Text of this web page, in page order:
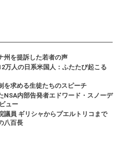
州を提訴した若者の声
万人の日系米国人：ふたたび起こる
を求める生徒たちのスピーチ
NSA内部告発者エドワード・スノーデ
ュー
議員 ギリシャからプエルトリコまで
八百長